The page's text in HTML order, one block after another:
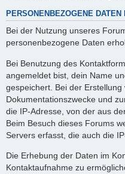
PERSONENBEZOGENE DATEN
Bei der Nutzung unseres
personenbezogene Daten
Bei Benutzung des
angemeldet bist, dein Name
gespeichert. Bei der
Dokumentationszwecke und
die IP-Adresse, von der aus
Beim Besuch dieses Forums
Servers erfasst, die auch die
Die Erhebung der Daten im
Kontaktaufnahme zu